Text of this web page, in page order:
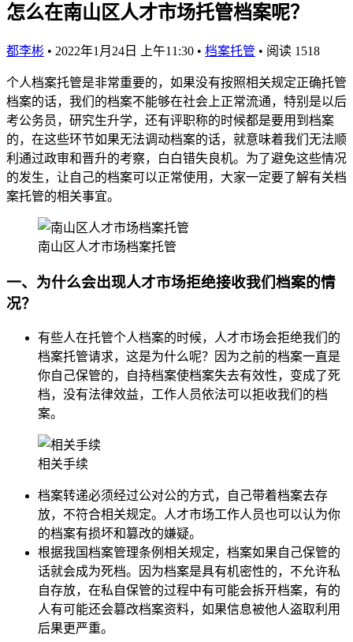
怎么在南山区人才市场托管档案呢？
都李彬 • 2022年1月24日 上午11:30 • 档案托管 • 阅读 1518
个人档案托管是非常重要的，如果没有按照相关规定正确托管
档案的话，我们的档案不能够在社会上正常流通，特别是以后
考公务员，研究生升学，还有评职称的时候都是要用到档案
的，在这些环节如果无法调动档案的话，就意味着我们无法顺
利通过政审和晋升的考察，白白错失良机。为了避免这些情况
的发生，让自己的档案可以正常使用，大家一定要了解有关档
案托管的相关事宜。
南山区人才市场档案托管
一、为什么会出现人才市场拒绝接收我们档案的情
况？
有些人在托管个人档案的时候，人才市场会拒绝我们的
档案托管请求，这是为什么呢？因为之前的档案一直是
你自己保管的，自持档案使档案失去有效性，变成了死
档，没有法律效益，工作人员依法可以拒收我们的档
案。
相关手续
档案转递必须经过公对公的方式，自己带着档案去存
放，不符合相关规定。人才市场工作人员也可以认为你
的档案有损坏和篡改的嫌疑。
根据我国档案管理条例相关规定，档案如果自己保管的
话就会成为死档。因为档案是具有机密性的，不允许私
自存放，在私自保管的过程中有可能会拆开档案，有的
人有可能还会篡改档案资料，如果信息被他人盗取利用
后果更严重。